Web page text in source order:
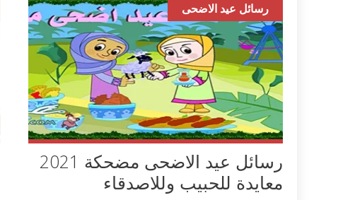
رسائل عيد الاضحى
رسائل عيد الاضحى مضحكة 2021
معايدة للحبيب وللاصدقاء